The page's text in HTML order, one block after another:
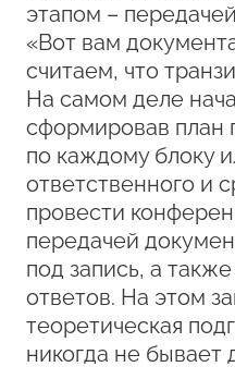
этапом –
«Вот вам
считаем, что
На самом деле
сформировав план
по каждому блоку
ответственного и
провести
передачей
под запись, а
ответов. На этом
теоретическая
никогда не бывает